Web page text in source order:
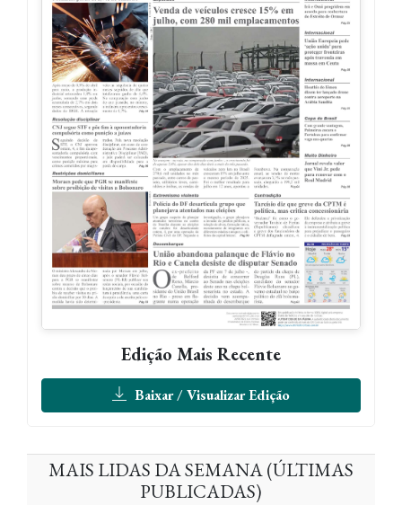
Edição Mais Recente
Baixar / Visualizar Edição
MAIS LIDAS DA SEMANA (ÚLTIMAS
PUBLICADAS)